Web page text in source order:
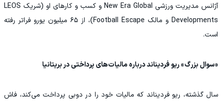
آژانس مدیریت ورزشی New Era Global و کسب‌ و کارهای او (شریک LEOS
Developments و مالک Football Escape)، از ۶۵ میلیون یورو فراتر رفته
است.
«سوال بزرگ» ریو فردیناند درباره مالیات‌های پرداختی در بریتانیا
سال گذشته، ریو فردیناند که مالیات خود را در دوبی پرداخت می‌کند، فاش